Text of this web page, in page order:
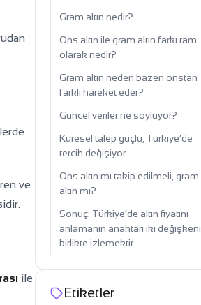
ve
ile
Gram altın nedir?
Ons altın ile gram altın farkı tam
olarak nedir?
Gram altın neden bazen onstan
farklı hareket eder?
Güncel veriler ne söylüyor?
Küresel talep güçlü, Türkiye’de
tercih değişiyor
Ons altın mı takip edilmeli, gram
altın mı?
Sonuç: Türkiye’de altın fiyatını
anlamanın anahtarı iki değişkeni
birlikte izlemektir
Etiketler